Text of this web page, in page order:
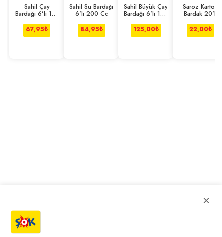
Sahil Çay
Bardağı 6'lı 110
67,95₺
Sahil Su Bardağı
6'lı 200 Cc
84,95₺
Sahil Büyük Çay
Bardağı 6'lı 165
125,00₺
Saroz Karton
Bardak 20'li
22,00₺
×